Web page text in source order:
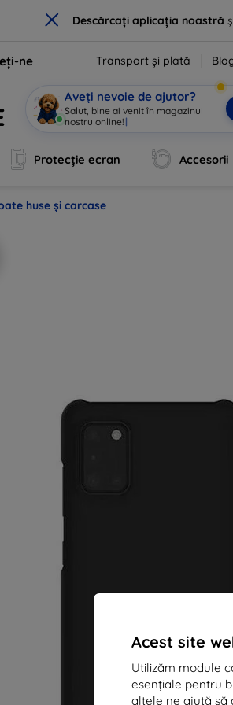
× Descărcați aplicația noastră
Acest site
Utilizăm module
esențiale pentru
altele ne ajută să
ne Transport și plată
Aveți nevoie de ajutor?
Salut, bine ai venit în magazinul
nostru online! |
Protecție ecran Accesorii
huse și carcase